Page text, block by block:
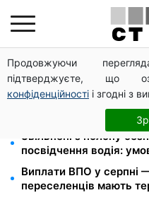
Продовжуючи
підтверджуєте, що
конфіденційності і згодні з
10 заявок — і МСЦ МВС
прав, реєстрація авто
8 451 грн замість
пояснив, як отримати
Звільнені з полону
посвідчення водія:
Виплати ВПО у серпні
переселенців мають